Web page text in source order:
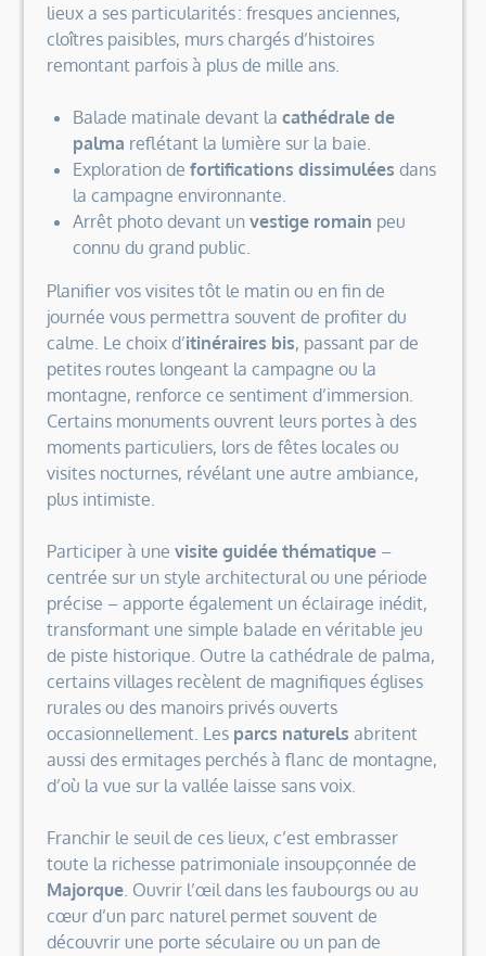
lieux a ses particularités : fresques anciennes,
cloîtres paisibles, murs chargés d’histoires
remontant parfois à plus de mille ans.
Balade matinale devant la cathédrale de
palma reflétant la lumière sur la baie.
Exploration de fortifications dissimulées dans
la campagne environnante.
Arrêt photo devant un vestige romain peu
connu du grand public.
Planifier vos visites tôt le matin ou en fin de
journée vous permettra souvent de profiter du
calme. Le choix d’itinéraires bis, passant par de
petites routes longeant la campagne ou la
montagne, renforce ce sentiment d’immersion.
Certains monuments ouvrent leurs portes à des
moments particuliers, lors de fêtes locales ou
visites nocturnes, révélant une autre ambiance,
plus intimiste.
Participer à une visite guidée thématique–
centrée sur un style architectural ou une période
précise – apporte également un éclairage inédit,
transformant une simple balade en véritable jeu
de piste historique. Outre la cathédrale de palma,
certains villages recèlent de magnifiques églises
rurales ou des manoirs privés ouverts
occasionnellement. Les parcs naturels abritent
aussi des ermitages perchés à flanc de montagne,
d’où la vue sur la vallée laisse sans voix.
Franchir le seuil de ces lieux, c’est embrasser
toute la richesse patrimoniale insoupçonnée de
Majorque. Ouvrir l’œil dans les faubourgs ou au
cœur d’un parc naturel permet souvent de
découvrir une porte séculaire ou un pan de